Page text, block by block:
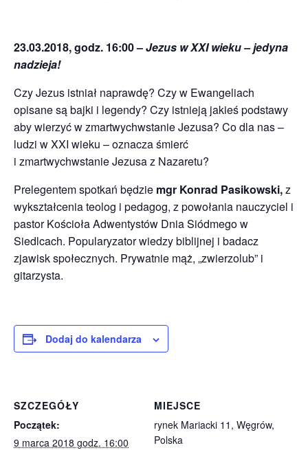
23.03.2018, godz. 16:00 –Jezus w XXI wieku – jedyna
nadzieja!
Czy Jezus istniał naprawdę? Czy w Ewangeliach
opisane są bajki i legendy? Czy istnieją jakieś podstawy
aby wierzyć w zmartwychwstanie Jezusa? Co dla nas –
ludzi w XXI wieku – oznacza śmierć
i zmartwychwstanie Jezusa z Nazaretu?
Prelegentem spotkań będzie mgr Konrad Pasikowski,z
wykształcenia teolog i pedagog, z powołania nauczyciel i
pastor Kościoła Adwentystów Dnia Siódmego w
Siedlcach. Popularyzator wiedzy biblijnej i badacz
zjawisk społecznych. Prywatnie mąż, „zwierzolub” i
gitarzysta.
Dodaj do kalendarza
SZCZEGÓŁY
Początek:
9 marca 2018 godz. 16:00
MIEJSCE
rynek Mariacki 11, Węgrów,
Polska